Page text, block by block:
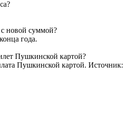
с новой суммой?
года.
Пушкинской картой?
Пушкинской картой. Источник: